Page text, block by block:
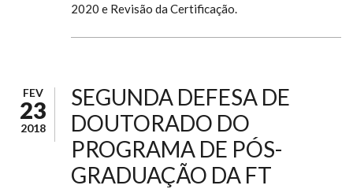
2020 e Revisão da Certificação.
FEV
23
2018
SEGUNDA DEFESA DE
DOUTORADO DO
PROGRAMA DE PÓS-
GRADUAÇÃO DA FT